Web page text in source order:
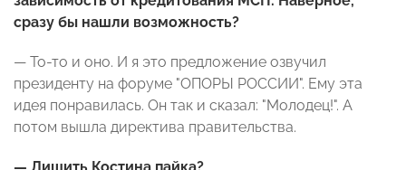
сразу бы нашли возможность?
— То-то и оно. И я это предложение озвучил
президенту на форуме "ОПОРЫ РОССИИ". Ему эта
идея понравилась. Он так и сказал: "Молодец!". А
потом вышла директива правительства.